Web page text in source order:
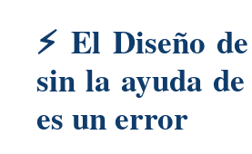
⚡ El Diseño
sin la ayuda
es un error